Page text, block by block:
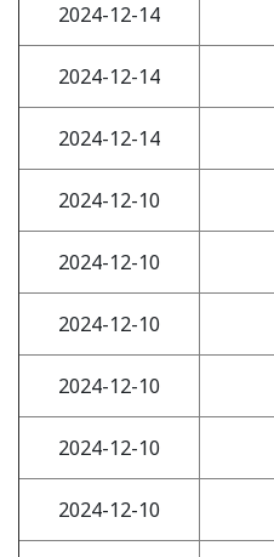
2024-12-14
2024-12-14
2024-12-14
2024-12-10
2024-12-10
2024-12-10
2024-12-10
2024-12-10
2024-12-10